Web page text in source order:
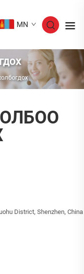
MN
District, Shenzhen, China